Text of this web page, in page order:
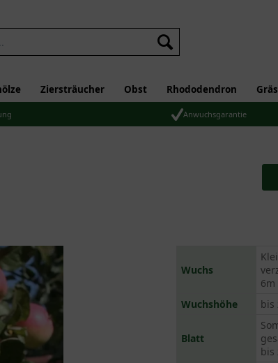
Ziersträucher Obst Rhododendron
Anwuchsgarantie
Wuchs
Wuchshöhe
bis
Blatt
bis